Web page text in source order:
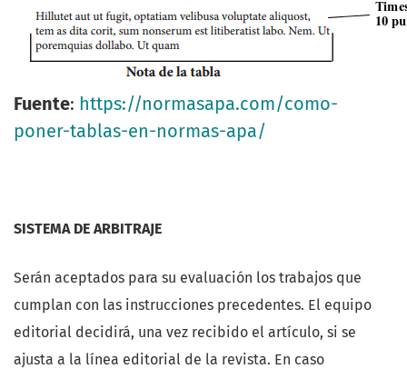
Fuente: https://normasapa.com/como-
poner-tablas-en-normas-apa/
SISTEMA DE ARBITRAJE
Serán aceptados para su evaluación los trabajos que
cumplan con las instrucciones precedentes. El equipo
editorial decidirá, una vez recibido el artículo, si se
ajusta a la línea editorial de la revista. En caso